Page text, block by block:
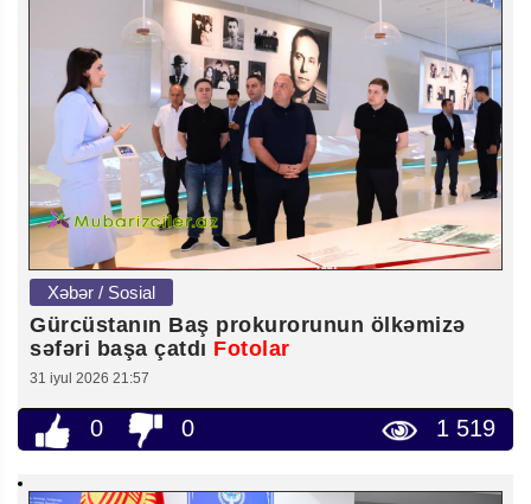
Xəbər / Sosial
Gürcüstanın Baş prokurorunun ölkəmizə
səfəri başa çatdı Fotolar
31 iyul 2026 21:57
0 0 1 519